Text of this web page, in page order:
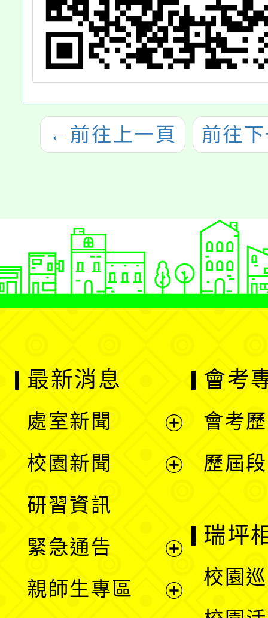
← 前往上一頁 前往
最新消息
處室新聞
單
校園新聞
選
單
研習資訊
緊急通告
親師生專區
會考
會考
歷屆
瑞坪
校園